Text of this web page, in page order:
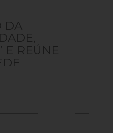
DA
E REÚNE